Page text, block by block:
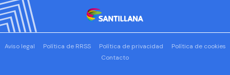
Aviso legal Política de RRSS Política de privacidad
Política de cookies
Contacto